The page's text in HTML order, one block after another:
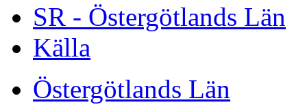
SR - Östergötlands Län
Källa
Östergötlands Län